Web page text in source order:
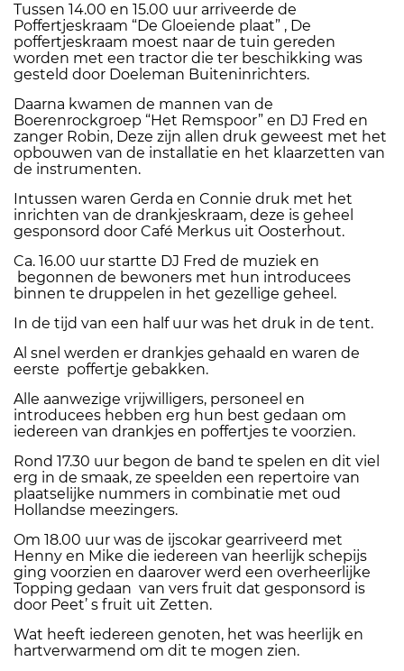
Tussen 14.00 en 15.00 uur arriveerde de
Poffertjeskraam “De Gloeiende plaat” , De
poffertjeskraam moest naar de tuin gereden
worden met een tractor die ter beschikking was
gesteld door Doeleman Buiteninrichters.
Daarna kwamen de mannen van de
Boerenrockgroep “Het Remspoor” en DJ Fred en
zanger Robin, Deze zijn allen druk geweest met het
opbouwen van de installatie en het klaarzetten van
de instrumenten.
Intussen waren Gerda en Connie druk met het
inrichten van de drankjeskraam, deze is geheel
gesponsord door Café Merkus uit Oosterhout.
Ca. 16.00 uur startte DJ Fred de muziek en
begonnen de bewoners met hun introducees
binnen te druppelen in het gezellige geheel.
In de tijd van een half uur was het druk in de tent.
Al snel werden er drankjes gehaald en waren de
eerste poffertje gebakken.
Alle aanwezige vrijwilligers, personeel en
introducees hebben erg hun best gedaan om
iedereen van drankjes en poffertjes te voorzien.
Rond 17.30 uur begon de band te spelen en dit viel
erg in de smaak, ze speelden een repertoire van
plaatselijke nummers in combinatie met oud
Hollandse meezingers.
Om 18.00 uur was de ijscokar gearriveerd met
Henny en Mike die iedereen van heerlijk schepijs
ging voorzien en daarover werd een overheerlijke
Topping gedaan van vers fruit dat gesponsord is
door Peet’ s fruit uit Zetten.
Wat heeft iedereen genoten, het was heerlijk en
hartverwarmend om dit te mogen zien.